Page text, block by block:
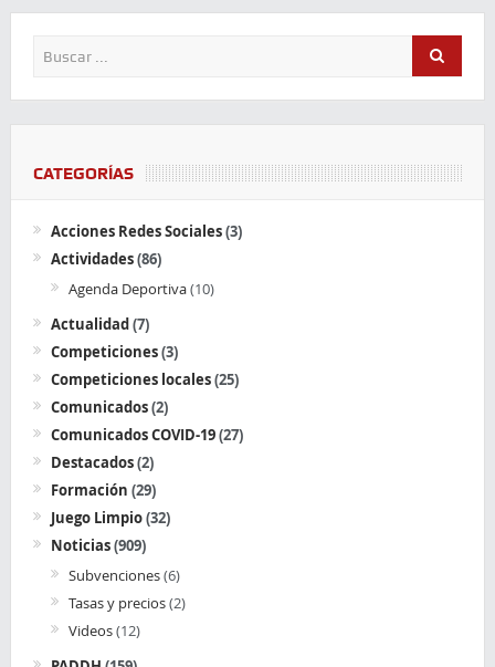
CATEGORÍAS
Acciones Redes Sociales(3)
Actividades(86)
Agenda Deportiva(10)
Actualidad (7)
Competiciones(3)
Competiciones locales(25)
Comunicados(2)
Comunicados COVID-19(27)
Destacados(2)
Formación (29)
Juego Limpio(32)
Noticias(909)
Subvenciones(6)
Tasas y precios(2)
Videos(12)